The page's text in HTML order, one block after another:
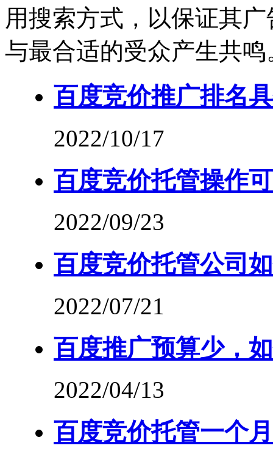
用搜索方式，以保证其
与最合适的受众产生共鸣
百度竞价推广排名
2022/10/17
百度竞价托管操作
2022/09/23
百度竞价托管公司
2022/07/21
百度推广预算少，
2022/04/13
百度竞价托管一个